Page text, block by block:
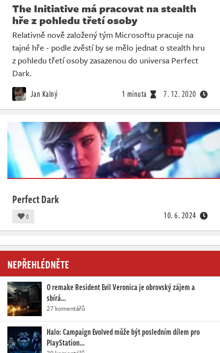
The Initiative má pracovat na stealth
hře z pohledu třetí osoby
Relativně nově založený tým Microsoftu pracuje na
tajné hře - podle zvěstí by se mělo jednat o stealth hru
z pohledu třetí osoby zasazenou do universa Perfect
Dark.
Jan Kalný 1 minuta 7. 12. 2020
Perfect Dark
0 10. 6. 2024
NEPŘEHLÉDNĚTE
O remake Resident Evil Veronica je obrovský zájem a
sbírá…
27 komentářů
Halo: Campaign Evolved může být posledním dílem pro
PlayStation…